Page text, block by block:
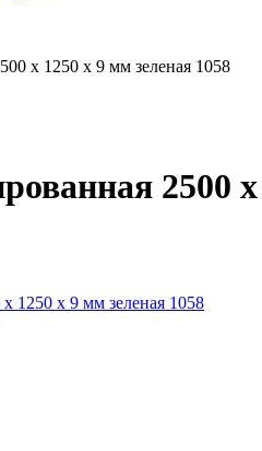
х 1250 х 9 мм зеленая 1058
2500